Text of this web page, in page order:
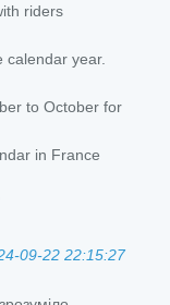
riders
calendar year.
to October for
in France
09-22 22:15:27